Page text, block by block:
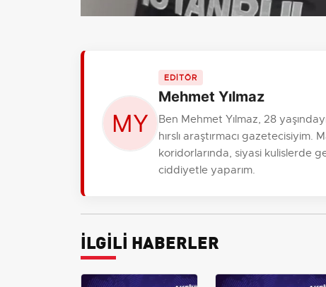
EDİTÖR
Mehmet Yılmaz
Ben Mehmet Yılmaz, 28
hırslı araştırmacı gazetecisiyim.
koridorlarında, siyasi kulislerde
ciddiyetle yaparım.
İLGİLİ HABERLER